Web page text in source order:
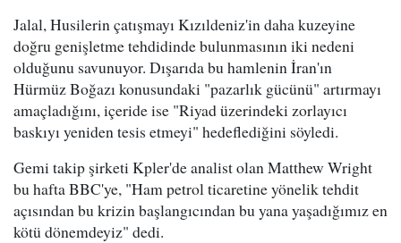
Jalal, Husilerin çatışmayı Kızıldeniz'in daha kuzeyine
doğru genişletme tehdidinde bulunmasının iki nedeni
olduğunu savunuyor. Dışarıda bu hamlenin İran'ın
Hürmüz Boğazı konusundaki "pazarlık gücünü" artırmayı
amaçladığını, içeride ise "Riyad üzerindeki zorlayıcı
baskıyı yeniden tesis etmeyi" hedeflediğini söyledi.
Gemi takip şirketi Kpler'de analist olan Matthew Wright
bu hafta BBC'ye, "Ham petrol ticaretine yönelik tehdit
açısından bu krizin başlangıcından bu yana yaşadığımız en
kötü dönemdeyiz" dedi.